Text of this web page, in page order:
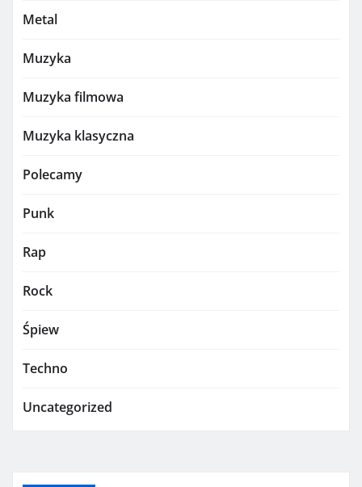
Metal
Muzyka
Muzyka filmowa
Muzyka klasyczna
Polecamy
Punk
Rap
Rock
Śpiew
Techno
Uncategorized